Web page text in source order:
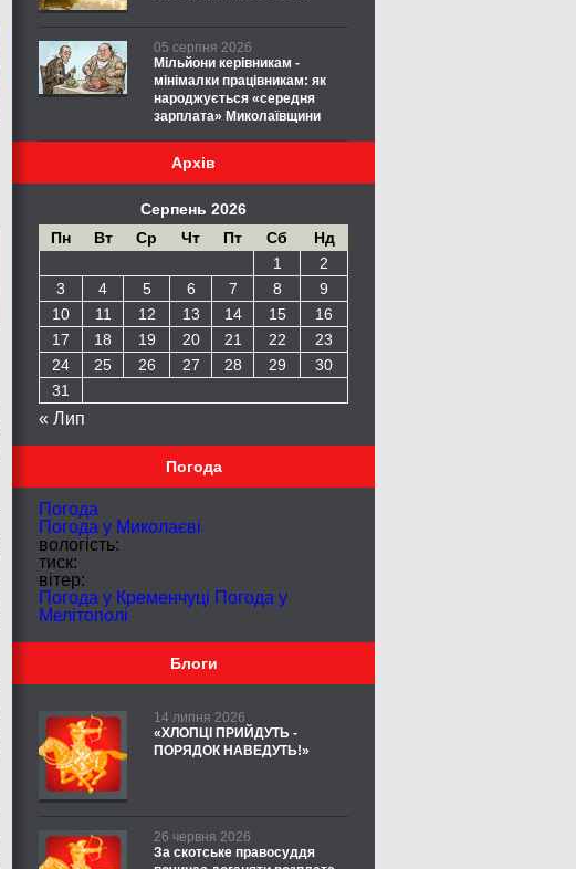
05 серпня 2026
Мільйони керівникам -
мінімалки працівникам: як
народжується «середня
зарплата» Миколаївщини
Архів
Серпень 2026
Пн
Вт Ср Чт Пт Сб
Нд
1
2
3
4 5 6 7 8
9
10
11 12 13 14 15
16
17
18 19 20 21 22
23
24
25 26 27 28 29
30
31
« Лип
Погода
Погода
Погода у Миколаєві
вологість:
тиск:
вітер:
Погода у Кременчуці Погода у
Мелітополі
Блоги
14 липня 2026
«ХЛОПЦІ ПРИЙДУТЬ -
ПОРЯДОК НАВЕДУТЬ!»
26 червня 2026
За скотське правосуддя